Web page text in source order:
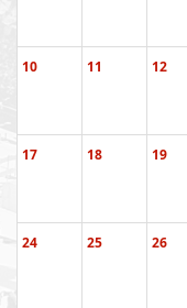
10 11 12
17 18 19
24 25 26